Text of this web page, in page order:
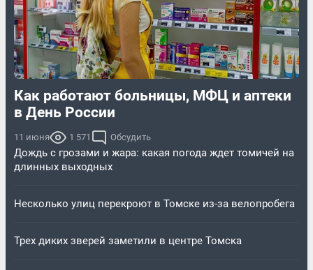
Как работают больницы, МФЦ и аптеки
в День России
11 июня 1 571 Обсудить
Дождь с грозами и жара: какая погода ждет томичей на
длинных выходных
Несколько улиц перекроют в Томске из-за велопробега
Трех диких зверей заметили в центре Томска